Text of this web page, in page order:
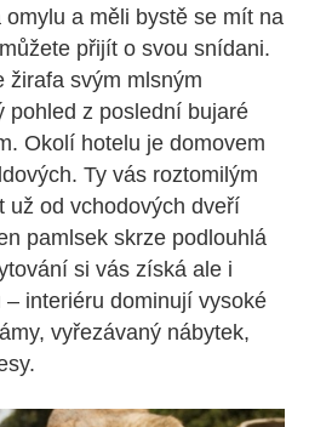
a měli bystě se mít na
přijít o svou snídani.
žirafa svým mlsným
pohled z poslední bujaré
Okolí hotelu je domovem
Ty vás roztomilým
už od vchodových dveří
pamlsek skrze podlouhlá
si vás získá ale i
interiéru dominují vysoké
vyřezávaný nábytek,